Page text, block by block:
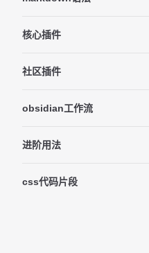
核心插件
社区插件
obsidian工作流
进阶用法
css代码片段